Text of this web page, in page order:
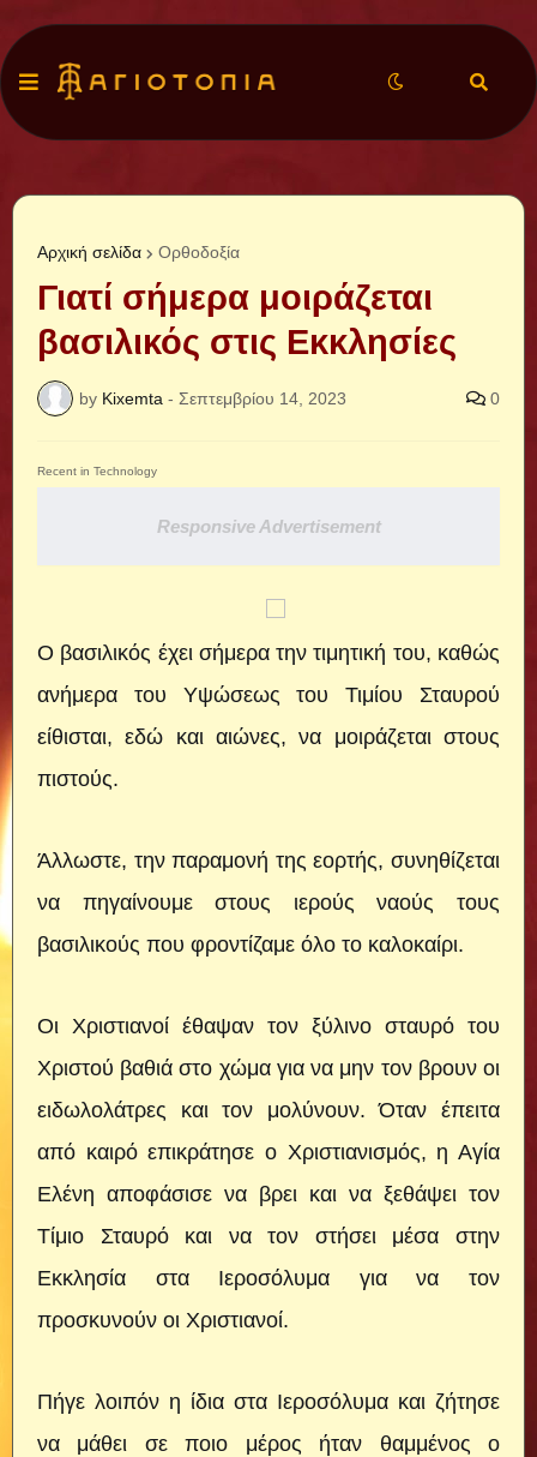
Αρχική σελίδα Ορθοδοξία
Γιατί σήμερα μοιράζεται
βασιλικός στις Εκκλησίες
by Kixemta - Σεπτεμβρίου 14, 2023 0
Recent in Technology
Responsive Advertisement
Ο βασιλικός έχει σήμερα την τιμητική του, καθώς
ανήμερα του Υψώσεως του Τιμίου Σταυρού
είθισται, εδώ και αιώνες, να μοιράζεται στους
πιστούς.
Άλλωστε, την παραμονή της εορτής, συνηθίζεται
να πηγαίνουμε στους ιερούς ναούς τους
βασιλικούς που φροντίζαμε όλο το καλοκαίρι.
Οι Χριστιανοί έθαψαν τον ξύλινο σταυρό του
Χριστού βαθιά στο χώμα για να μην τον βρουν οι
ειδωλολάτρες και τον μολύνουν. Όταν έπειτα
από καιρό επικράτησε ο Χριστιανισμός, η Αγία
Ελένη αποφάσισε να βρει και να ξεθάψει τον
Τίμιο Σταυρό και να τον στήσει μέσα στην
Εκκλησία στα Ιεροσόλυμα για να τον
προσκυνούν οι Χριστιανοί.
Πήγε λοιπόν η ίδια στα Ιεροσόλυμα και ζήτησε
να μάθει σε ποιο μέρος ήταν θαμμένος ο